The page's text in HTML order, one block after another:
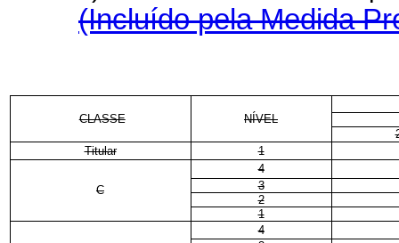
(Incluído pela Medida
CLASSE
NÍVEL
Titular
1
C
4
3
2
1
4